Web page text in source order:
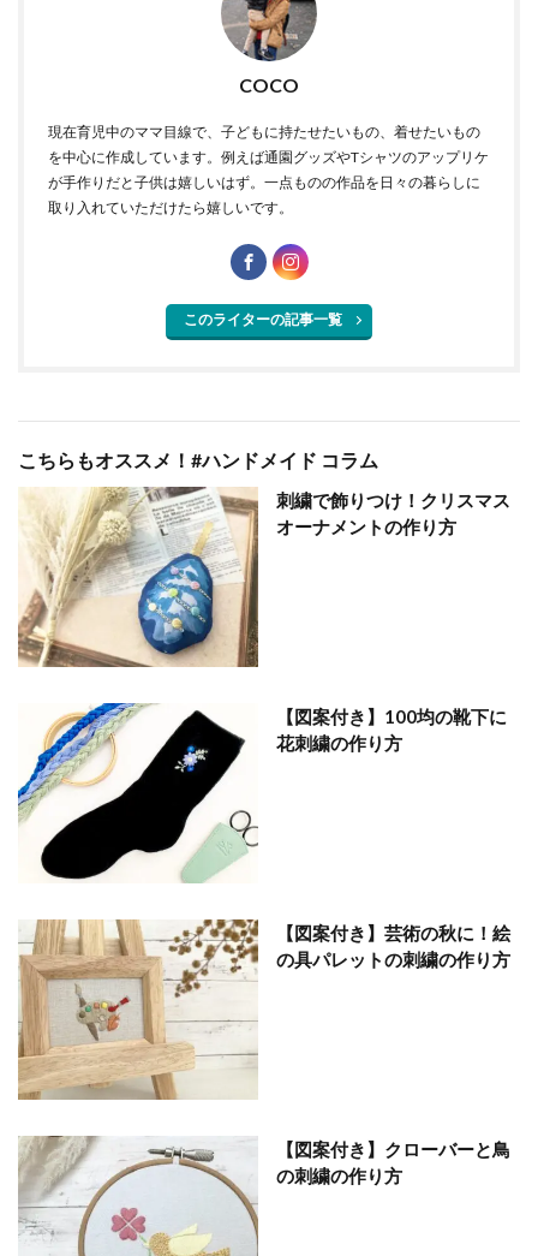
COCO
現在育児中のママ目線で、子どもに持たせたいもの、着せたいもの
を中心に作成しています。例えば通園グッズやTシャツのアップリケ
が手作りだと子供は嬉しいはず。一点ものの作品を日々の暮らしに
取り入れていただけたら嬉しいです。
このライターの記事一覧
こちらもオススメ！#ハンドメイド コラム
刺繍で飾りつけ！クリスマス
オーナメントの作り方
【図案付き】100均の靴下に
花刺繍の作り方
【図案付き】芸術の秋に！絵
の具パレットの刺繍の作り方
【図案付き】クローバーと鳥
の刺繍の作り方